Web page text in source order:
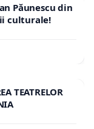
Păunescu din
culturale!
TEATRELOR